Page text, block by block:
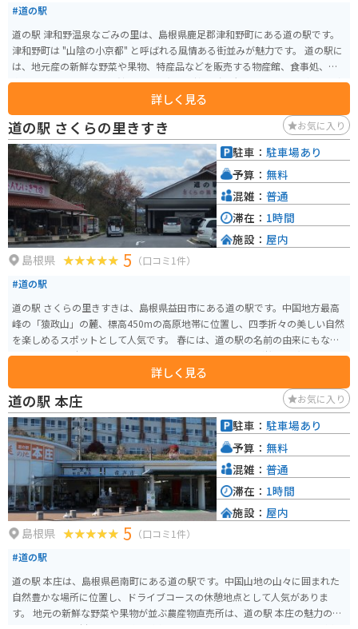
#道の駅
道の駅 津和野温泉なごみの里は、島根県鹿足郡津和野町にある道の駅です。
津和野町は "山陰の小京都" と呼ばれる風情ある街並みが魅力です。 道の駅に
は、地元産の新鮮な野菜や果物、特産品などを販売する物産館、食事処、温
泉施設があります。物産館では、津和野の銘菓 "源氏巻" や、山菜の漬物など
が人気です。食事処では、地元産の食材を使った郷土料理や、名物のうずめ
飯などが味わえます。温泉施設は、アルカリ性単純温泉で、神経痛や筋肉痛
などに効果があると言われています。 バイクで訪れる場合、道の駅には広々
とした駐車場があります。また、津和野町内には、太鼓谷稲成神社や殿町通
りなど、観光スポットも点在しているので、ツーリングの拠点としても最適
です。
詳しく見る
道の駅 さくらの里きすき お気に入り
島根県 5 （口コミ1件）
#道の駅
道の駅 さくらの里きすきは、島根県益田市にある道の駅です。中国地方最高
峰の「猿政山」の麓、標高450mの高原地帯に位置し、四季折々の美しい自然
を楽しめるスポットとして人気です。 春には、道の駅の名前の由来にもなっ
ている約1000本のソメイヨシノが咲き乱れ、あたり一面が桜色に染まりま
す。桜の開花時期には「きすき桜まつり」も開催され、多くの人で賑わいま
す。また、道の駅の周辺には、ソメイヨシノ以外にも、ヤエザクラやシダレ
ザクラなど、様々な種類の桜が植えられており、長い期間桜を楽しむことが
できます。 夏には、涼しい高原でキャンプを楽しむことができます。道の駅
の隣接地には、オートキャンプ場「ふれあいの里きすき」があり、テントサ
イトやバンバンサイト、コテージなど、設備も充実しています。夜には満天の
星空を眺めることができ、都会では味わえない贅沢な時間を過ごすことがで
きます。 秋には、周辺の山々が赤や黄色に色づき、美しい紅葉を楽しむこと
ができます。標高1,064mの猿政山からは、360度のパノラマビューを楽しむ
ことができ、天気の良い日には、日本海や大山を望むこともできます。山頂ま
では約2時間30分ほどで登ることができ、登山初心者の方にもおすすめです。
ーボードを楽しむこともできます。道の駅から車で約30分の場所には、「匹
見峡温泉やすらぎの湯」があり、雪景色を眺めながら温泉を楽しむことがで
きます。 道の駅 さくらの里きすきは、レストランや売店も併設されており、
地元の食材を使用した料理や、特産品を購入することができます。おすすめ
詳しく見る
駐車： 駐車場あり
予算： 無料
混雑： 普通
滞在： 1時間
施設： 屋内
道の駅 本庄 お気に入り
島根県 5 （口コミ1件）
#道の駅
道の駅 本庄は、島根県邑南町にある道の駅です。中国山地の山々に囲まれた
自然豊かな場所に位置し、ドライブコースの休憩地点として人気がありま
す。 地元の新鮮な野菜や果物が並ぶ農産物直売所は、道の駅 本庄の魅力の一
駐車： 駐車場あり
予算： 無料
混雑： 普通
滞在： 1時間
施設： 屋内